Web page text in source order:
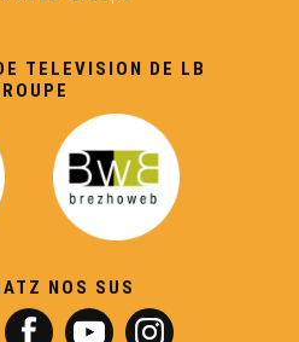
dels Millenaris/ Dieusses Primiers
deus bòscs de LASCAUS
TELEVISION DE LB
NOS SUS